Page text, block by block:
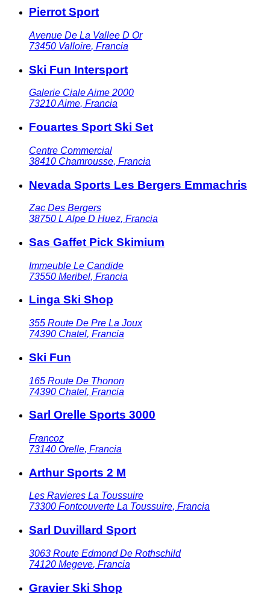
Pierrot Sport
Avenue De La Vallee D Or
73450 Valloire, Francia
Ski Fun Intersport
Galerie Ciale Aime 2000
73210Aime, Francia
Fouartes Sport Ski Set
Centre Commercial
38410 Chamrousse, Francia
Nevada Sports Les Bergers Emmachris
Zac Des Bergers
38750 L Alpe D Huez, Francia
Sas Gaffet Pick Skimium
Immeuble Le Candide
73550 Meribel, Francia
Linga Ski Shop
355 Route De Pre La Joux
74390 Chatel, Francia
Ski Fun
165 Route De Thonon
74390 Chatel, Francia
Sarl Orelle Sports 3000
Francoz
73140 Orelle, Francia
Arthur Sports 2 M
Les Ravieres La Toussuire
73300 Fontcouverte La Toussuire, Francia
Sarl Duvillard Sport
3063 Route Edmond De Rothschild
74120 Megeve, Francia
Gravier Ski Shop